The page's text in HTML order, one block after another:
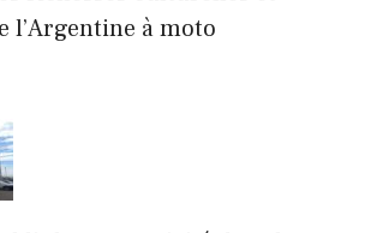
l’Argentine à moto